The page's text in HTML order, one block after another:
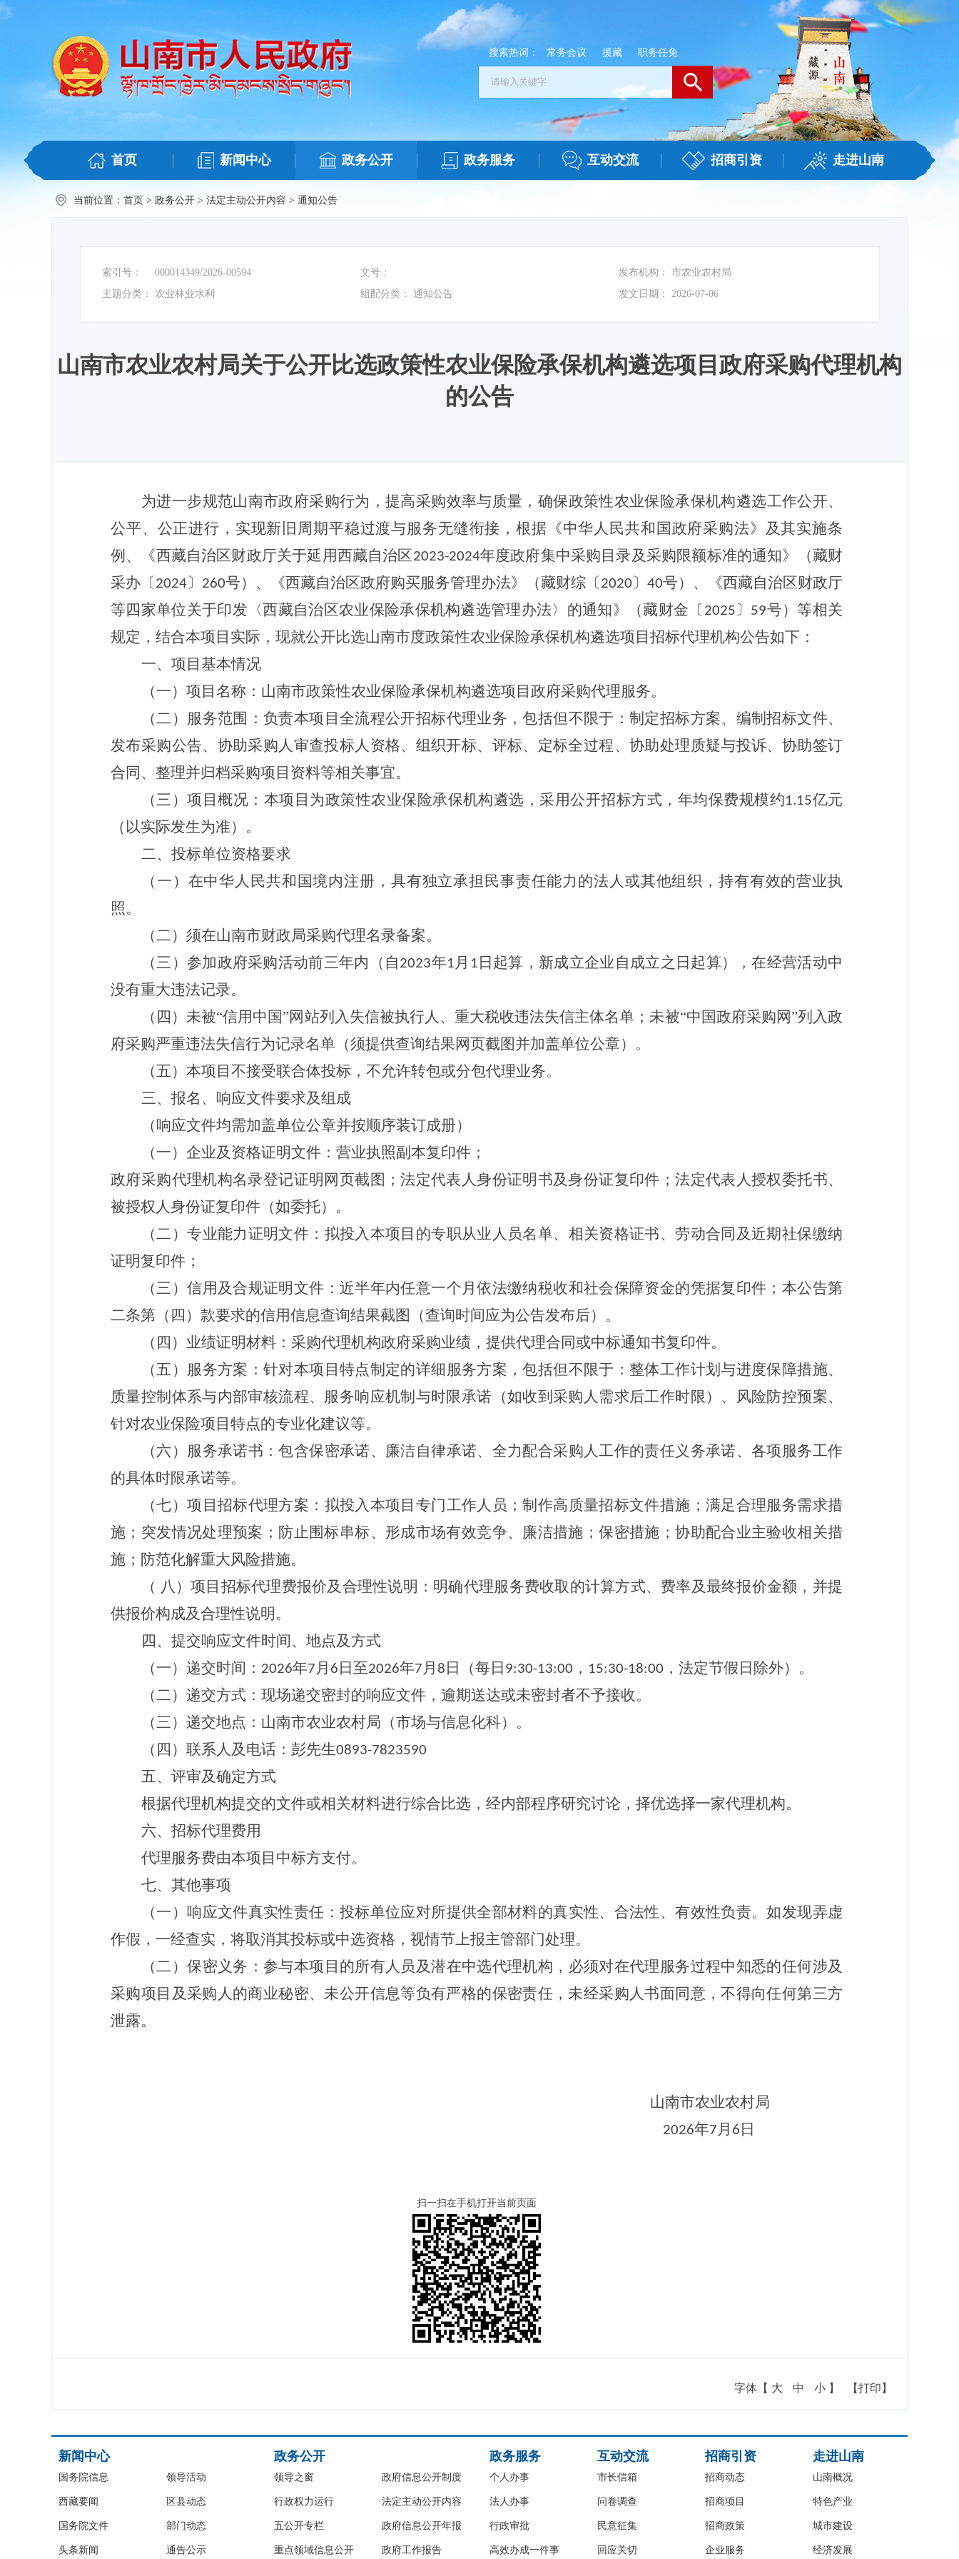
搜索热词： 常务会议 援藏 职务任免
首页 新闻中心 政务公开 政务服务 互动交流 招商引资 走进山南
当前位置： 首页 > 政务公开 > 法定主动公开内容 > 通知公告
索引号： 000014349/2026-00594 文号： 发布机构：
市农业农村局
主题分类：
农业林业水利 组配分类： 通知公告 发文日期： 2026-07-06
山南市农业农村局关于公开比选政策性农业保险承保机构遴选项目政府采购代理机构
的公告
为进一步规范山南市政府采购行为，提高采购效率与质量，确保政策性农业保险承保机构遴选工作公开、
公平、公正进行，实现新旧周期平稳过渡与服务无缝衔接，根据《中华人民共和国政府采购法》及其实施条
例、《西藏自治区财政厅关于延用西藏自治区2023-2024年度政府集中采购目录及采购限额标准的通知》（藏财
采办〔2024〕 260号）、《西藏自治区政府购买服务管理办法》（藏财综〔2020〕 40号）、《西藏自治区财政厅
等四家单位关于印发〈西藏自治区农业保险承保机构遴选管理办法〉的通知》（藏财金〔 2025〕 59号）等相关
规定，结合本项目实际，现就公开比选山南市度政策性农业保险承保机构遴选项目招标代理机构公告如下：
一、项目基本情况
（一）项目名称： 山南市政策性农业保险承保机构遴选项目政府采购代理服务。
（二）服务范围：负责本项目全流程公开招标代理业务，包括但不限于：制定招标方案、编制招标文件、
发布采购公告、协助采购人审查投标人资格、组织开标、评标、定标全过程、协助处理质疑与投诉、协助签订
合同、整理并归档采购项目资料等相关事宜。
（三）项目概况：本项目为政策性农业保险承保机构遴选，采用公开招标方式，年均保费规模约1.15亿元
（以实际发生为准）。
二、投标单位资格要求
（一）在中华人民共和国境内注册，具有独立承担民事责任能力的法人或其他组织，持有有效的营业执
照。
（二） 须在山南市财政局采购代理名录备案。
（三）参加政府采购活动前三年内（自2023年1月 1 日起算，新成立企业自成立之日起算），在经营活动中
没有重大违法记录。
（四）未被“信用中国”网站列入失信被执行人、重大税收违法失信主体名单；未被“中国政府采购网”列入政
府采购严重违法失信行为记录名单（须提供查询结果网页截图并加盖单位公章）。
（五）本项目不接受联合体投标，不允许转包或分包代理业务。
三、报名、响应文件要求及组成
（响应文件均需加盖单位公章并按顺序装订成册）
（一）企业及资格证明文件：营业执照副本复印件；
政府采购代理机构名录登记证明网页截图；法定代表人身份证明书及身份证复印件；法定代表人授权委托书、
被授权人身份证复印件（如委托）。
（二）专业能力证明文件：拟投入本项目的专职从业人员名单、相关资格证书、劳动合同及近期社保缴纳
证明复印件；
（三）信用及合规证明文件：近半年内任意一个月依法缴纳税收和社会保障资金的凭据复印件；本公告第
二条第（四）款要求的信用信息查询结果截图（查询时间应为公告发布后）。
（四）业绩证明材料： 采购代理机构政府采购业绩，提供代理合同或中标通知书复印件。
（五）服务方案：针对本项目特点制定的详细服务方案，包括但不限于：整体工作计划与进度保障措施、
质量控制体系与内部审核流程、服务响应机制与时限承诺（如收到采购人需求后工作时限）、风险防控预案、
针对农业保险项目特点的专业化建议等。
（六）服务承诺书：包含保密承诺、廉洁自律承诺、全力配合采购人工作的责任义务承诺、各项服务工作
的具体时限承诺等。
（七）项目招标代理方案：拟投入本项目专门工作人员；制作高质量招标文件措施；满足合理服务需求措
施；突发情况处理预案；防止围标串标、形成市场有效竞争、廉洁措施；保密措施；协助配合业主验收相关措
施；防范化解重大风险措施。
（ 八）项目招标代理费报价及合理性说明：明确代理服务费收取的计算方式、费率及最终报价金额，并提
供报价构成及合理性说明。
四、提交响应文件时间、地点及方式
（一）递交时间： 2026年7月 6 日至2026年7月 8 日（每日 9:30-13:00 ， 15:30-18:00 ，法定节假日除外）。
（二）递交方式：现场递交密封的响应文件，逾期送达或未密封者不予接收。
（三）递交地点： 山南市农业农村局 （市场与信息化科）。
（四）联系人及电话： 彭先生0893-7823590
五、评审及确定方式
根据代理机构提交的文件或相关材料进行综合比选，经内部程序研究讨论，择优选择一家代理机构。
六、 招标代理费用
代理服务费由本项目中标方支付。
七、其他事项
（一）响应文件真实性责任：投标单位应对所提供全部材料的真实性、合法性、有效性负责。如发现弄虚
作假，一经查实，将取消其投标或中选资格，视情节上报主管部门处理。
（二）保密义务：参与本项目的所有人员及潜在中选代理机构，必须对在代理服务过程中知悉的任何涉及
采购项目及采购人的商业秘密、未公开信息等负有严格的保密责任，未经采购人书面同意，不得向任何第三方
泄露。
山南市农业农村局
2026年7月 6 日
扫一扫在手机打开当前页面
字体【 大 中 小 】 【打印】
新闻中心
国务院信息
西藏要闻
国务院文件
头条新闻
领导活动
区县动态
部门动态
通告公示
政务公开
领导之窗
行政权力运行
五公开专栏
重点领域信息公开
政府信息公开制度
法定主动公开内容
政府信息公开年报
政府工作报告
政务服务
个人办事
法人办事
行政审批
高效办成一件事
互动交流
市长信箱
问卷调查
民意征集
回应关切
招商引资
招商动态
招商项目
招商政策
企业服务
走进山南
山南概况
特色产业
城市建设
经济发展